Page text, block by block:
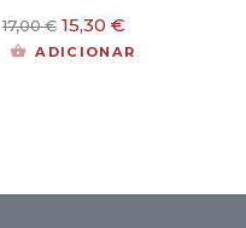
17,00€ O
preço
15,30 €O
preço
ADICIONAR